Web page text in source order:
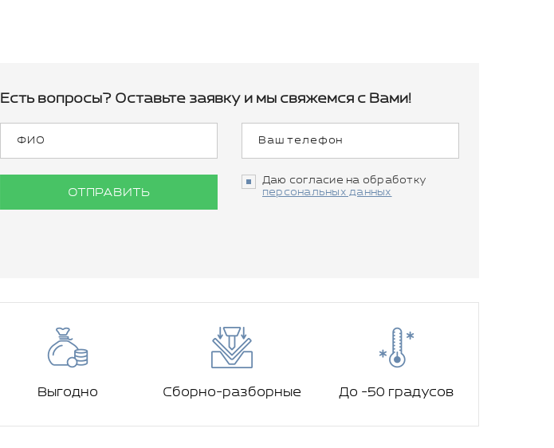
Есть вопросы? Оставьте заявку и мы свяжемся с Вами!
ОТПРАВИТЬ
Даю согласие на обработку
персональных данных
Выгодно Сборно-разборные До -50 градусов